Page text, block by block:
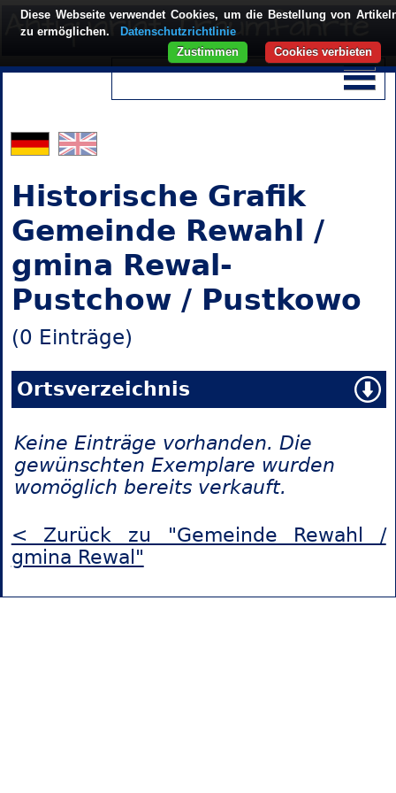
Historische Grafik
Gemeinde Rewahl /
gmina Rewal-
Pustchow / Pustkowo
(0 Einträge)
Ortsverzeichnis
Keine Einträge vorhanden. Die
gewünschten Exemplare wurden
womöglich bereits verkauft.
< Zurück zu "Gemeinde Rewahl /
gmina Rewal"
Diese Webseite verwendet Cookies, um die Bestellung von
zu ermöglichen.
Datenschutzrichtlinie
Cookies verbieten
Zustimmen